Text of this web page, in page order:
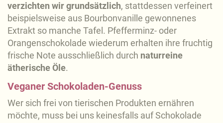
verzichten wir grundsätzlich, stattdessen verfeinert
beispielsweise aus Bourbonvanille gewonnenes
Extrakt so manche Tafel. Pfefferminz- oder
Orangenschokolade wiederum erhalten ihre fruchtig
frische Note ausschließlich durch naturreine
ätherische Öle.
Veganer Schokoladen-Genuss
Wer sich frei von tierischen Produkten ernähren
möchte, muss bei uns keinesfalls auf Schokolade